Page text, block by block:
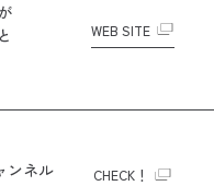
WEB SITE
ンネル
CHECK！